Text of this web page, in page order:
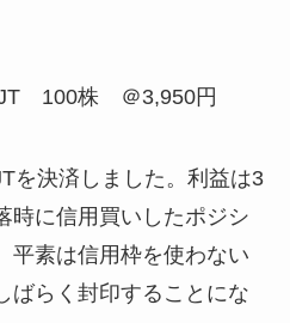
100株 ＠3,950円
を決済しました。利益は3
時に信用買いしたポジシ
平素は信用枠を使わない
ばらく封印することにな